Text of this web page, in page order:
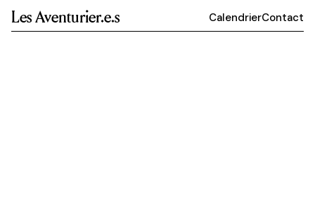
Les Aventurier.e.s CalendrierContact